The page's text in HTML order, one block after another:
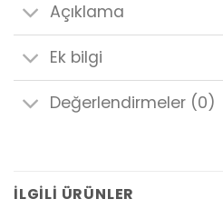
Açıklama
Ek bilgi
Değerlendirmeler (0)
İLGILI ÜRÜNLER